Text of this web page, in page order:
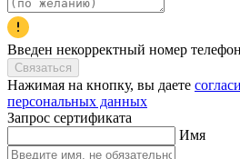
Введен некорректный номер
Связаться
Нажимая на кнопку, вы даете
персональных данных
Запрос сертификата
Имя